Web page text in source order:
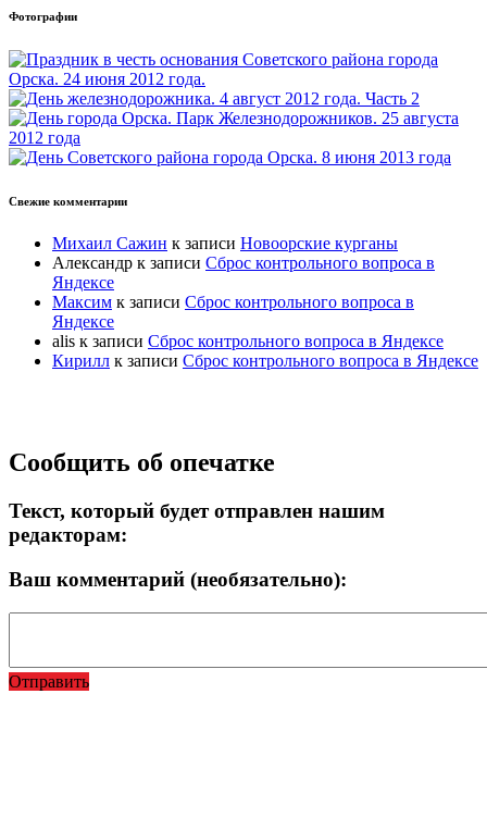
Фотографии
Свежие комментарии
Михаил Сажин к записи Новоорские курганы
Александр к записи Сброс контрольного вопроса в
Яндексе
Максим к записи Сброс контрольного вопроса в
Яндексе
alis к записи Сброс контрольного вопроса в Яндексе
Кирилл к записи Сброс контрольного вопроса в Яндексе
Прокрутка
вверх
Сообщить об опечатке
Текст, который будет отправлен нашим
редакторам:
Ваш комментарий (необязательно):
Отправить